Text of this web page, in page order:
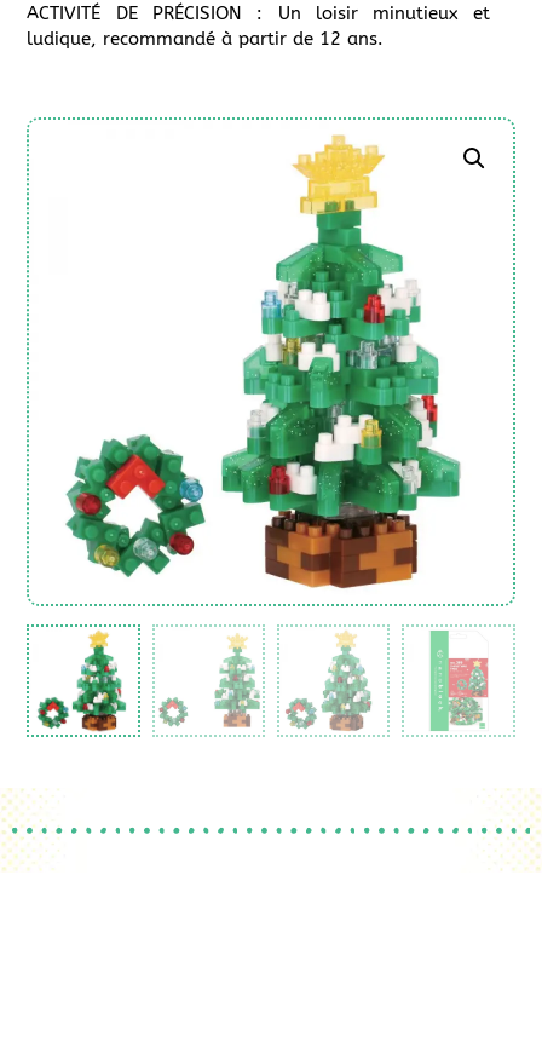
ACTIVITÉ DE PRÉCISION : Un loisir minutieux et
ludique, recommandé à partir de 12 ans.